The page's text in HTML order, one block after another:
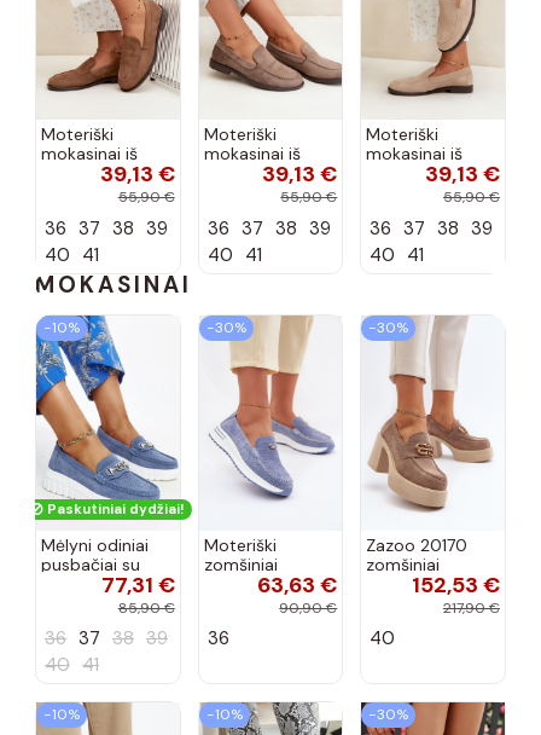
Moteriški
mokasinai iš
dirbtinės
zomšos, rudos
39,13 €
55,90 €
36 37 38 39
40 41
Moteriški
mokasinai iš
dirbtinės
zomšos, molio
39,13 €
55,90 €
36 37 38 39
40 41
Moteriški
mokasinai iš
dirbtinės
zomšos, smėlio
39,13 €
55,90 €
36 37 38 39
40 41
MOKASINAI
−10%
Paskutiniai dydžiai!
Mėlyni odiniai
pusbačiai su
dekoratyvine
sagtimi Taija
77,31 €
85,90 €
36 37 38 39
40 41
−30%
Moteriški
zomšiniai
mokasinai
Demela mėlynos
63,63 €
90,90 €
36
−30%
Zazoo 20170
zomšiniai
bateliai su
kulniukais smėlio
152,53 €
217,90 €
40
−10% −10% −30%